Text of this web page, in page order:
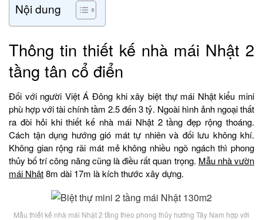
Nội dung
Thông tin thiết kế nhà mái Nhật 2
tầng tân cổ điển
Đối với người Việt Á Đông khi xây biệt thự mái Nhật kiểu mini
phù hợp với tài chính tầm 2.5 đến 3 tỷ. Ngoài hình ảnh ngoại thất
ra đòi hỏi khi thiết kế nhà mái Nhật 2 tầng đẹp rộng thoáng.
Cách tận dụng hướng gió mát tự nhiên và đối lưu không khí.
Không gian rộng rãi mát mẻ không nhiều ngõ ngách thì phong
thủy bố trí công năng cũng là điều rất quan trọng. Mẫu nhà vườn
mái Nhật8m dài 17m là kích thước xây dựng.
Mẫu thiết kế nhà mái Nhật 2 tầng theo phong thủy hướng Tây Nam hợp với